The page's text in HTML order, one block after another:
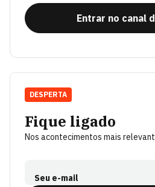
Entrar no canal
Fique ligado
Nos acontecimentos mais
Seu e-mail
DESPERTA